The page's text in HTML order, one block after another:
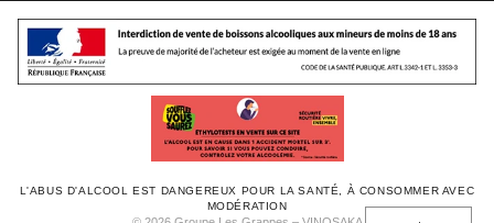
L'ABUS D'ALCOOL EST DANGEREUX POUR LA SANTÉ, À CONSOMMER AVEC
MODÉRATION